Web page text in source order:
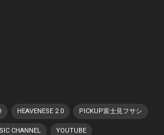
HEAVENESE 2.0 PICKUP富士見フサシ
CHANNEL YOUTUBE